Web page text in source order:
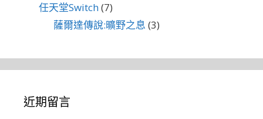
任天堂Switch(7)
薩爾達傳說:曠野之息 (3)
近期留言